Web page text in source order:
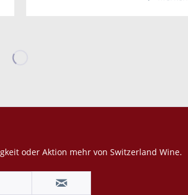
oder Aktion mehr von Switzerland Wine.